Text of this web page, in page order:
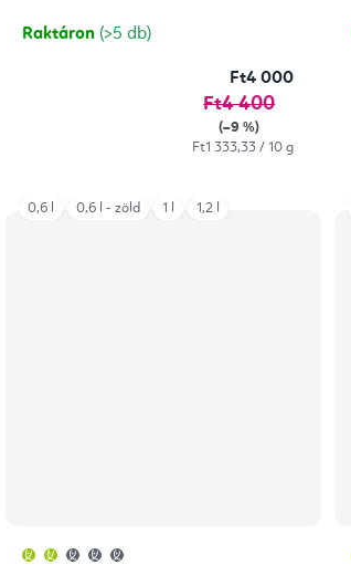
Raktáron (>5 db)
Ft4 000
Ft4 400
(–9 %)
Egységár:
Ft1 333,33 / 10 g
0,6 l 0,6 l - zöld 1 l 1,2 l